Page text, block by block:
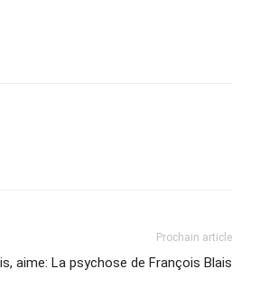
Prochain article
aime: La psychose de François Blais